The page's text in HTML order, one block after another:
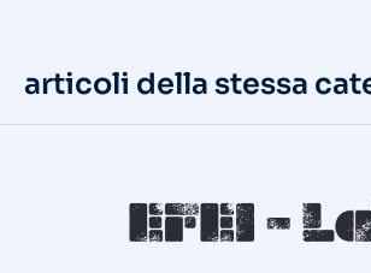
articoli della stessa